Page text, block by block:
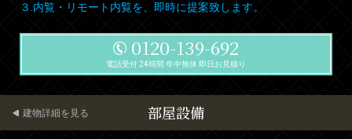
３.内覧・リモート内覧を、即時に提案致します。
0120-139-692
電話受付 24時間 年中無休 即日お見積り
部屋設備
建物詳細を見る